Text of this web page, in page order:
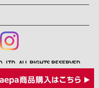
ALL RIGHTS RESERVED.